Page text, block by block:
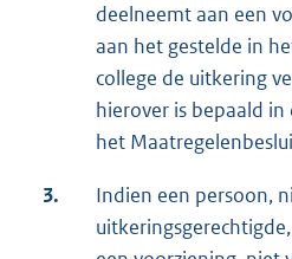
deelneemt aan een
aan het gestelde in
college de uitkering
hierover is bepaald
het
3.
Indien een persoon,